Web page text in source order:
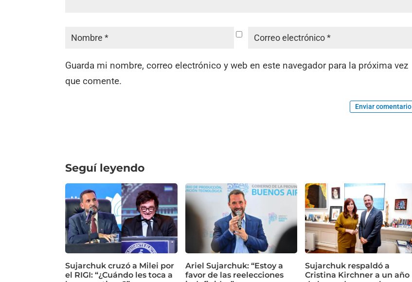
Guarda mi nombre, correo electrónico y web en este navegador para la próxima vez
que comente.
Enviar comentario
Seguí leyendo
Sujarchuk cruzó a Milei por
el RIGI: “¿Cuándo les toca a
Ariel Sujarchuk: “Estoy a
favor de las reelecciones
Sujarchuk respaldó a
Cristina Kirchner a un año